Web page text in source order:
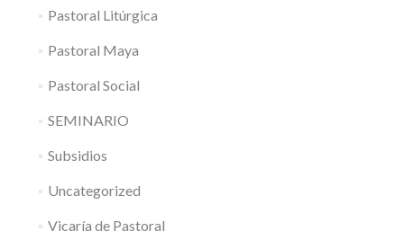
Pastoral Litúrgica
Pastoral Maya
Pastoral Social
SEMINARIO
Subsidios
Uncategorized
Vicaría de Pastoral